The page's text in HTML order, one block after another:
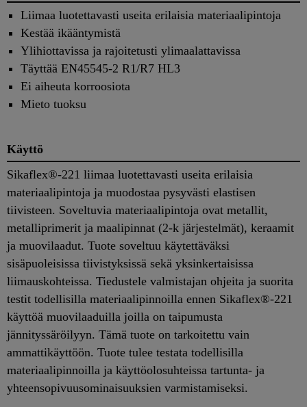
Liimaa luotettavasti useita erilaisia materiaalipintoja
Kestää ikääntymistä
Ylihiottavissa ja rajoitetusti ylimaalattavissa
Täyttää EN45545-2 R1/R7 HL3
Ei aiheuta korroosiota
Mieto tuoksu
Käyttö
Sikaflex®-221 liimaa luotettavasti useita erilaisia
materiaalipintoja ja muodostaa pysyvästi elastisen
tiivisteen. Soveltuvia materiaalipintoja ovat metallit,
metalliprimerit ja maalipinnat (2-k järjestelmät), keraamit
ja muovilaadut. Tuote soveltuu käytettäväksi
sisäpuoleisissa tiivistyksissä sekä yksinkertaisissa
liimauskohteissa. Tiedustele valmistajan ohjeita ja suorita
testit todellisilla materiaalipinnoilla ennen Sikaflex®-221
käyttöä muovilaaduilla joilla on taipumusta
jännityssäröilyyn. Tämä tuote on tarkoitettu vain
ammattikäyttöön. Tuote tulee testata todellisilla
materiaalipinnoilla ja käyttöolosuhteissa tartunta- ja
yhteensopivuusominaisuuksien varmistamiseksi.